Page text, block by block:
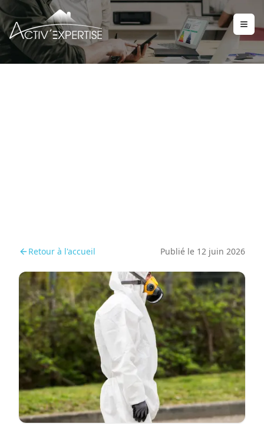
Retour à l'accueil Publié le 12 juin 2026